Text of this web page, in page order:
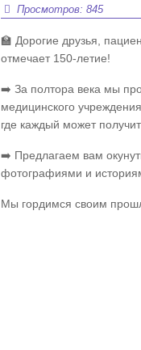
Просмотров: 845
🏫 Дорогие друзья,
отмечает 150-летие!
➡️ За полтора века мы
медицинского
где каждый может
➡️ Предлагаем вам
фотографиями и
Мы гордимся своим